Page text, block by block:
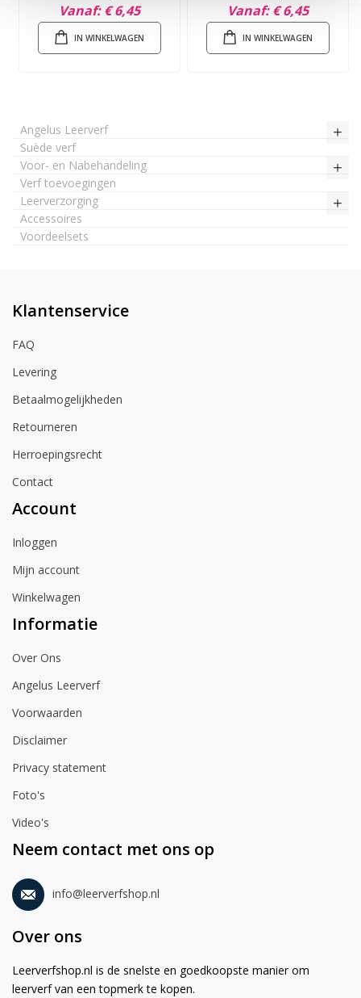
Vanaf € 6,45
IN WINKELWAGEN
Vanaf € 6,45
IN WINKELWAGEN
Angelus Leerverf
Suède verf
Voor- en Nabehandeling
Verf toevoegingen
Leerverzorging
Accessoires
Voordeelsets
Klantenservice
FAQ
Levering
Betaalmogelijkheden
Retourneren
Herroepingsrecht
Contact
Account
Inloggen
Mijn account
Winkelwagen
Informatie
Over Ons
Angelus Leerverf
Voorwaarden
Disclaimer
Privacy statement
Foto's
Video's
Neem contact met ons op
info@leerverfshop.nl
Over ons
Leerverfshop.nl is de snelste en goedkoopste manier om
leerverf van een topmerk te kopen.